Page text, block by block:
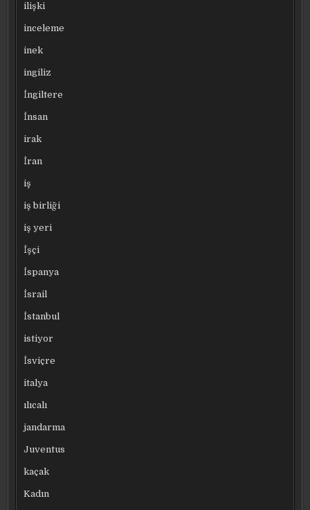
ilişki
inceleme
inek
ingiliz
İngiltere
İnsan
irak
İran
iş
iş birliği
iş yeri
İşçi
İspanya
İsrail
İstanbul
istiyor
İsviçre
italya
ılıcalı
jandarma
Juventus
kaçak
Kadın